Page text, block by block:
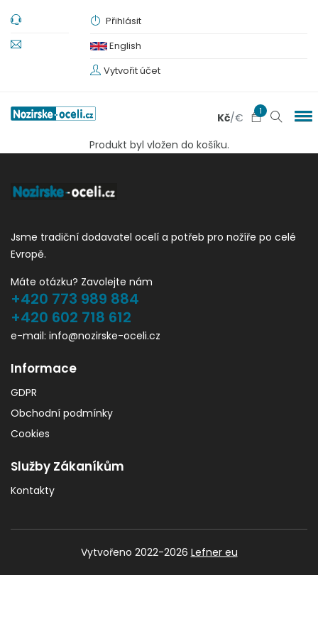
Přihlásit
English
Vytvořit účet
Kč/€ 1
Produkt byl vložen do košíku.
Jsme tradiční dodavatel ocelí a potřeb pro nožíře po celé
Evropě.
Máte otázku? Zavolejte nám
+420 773 989 884
+420 602 718 612
e-mail: info@nozirske-oceli.cz
Informace
GDPR
Obchodní podmínky
Cookies
Služby Zákaníkům
Kontakty
Vytvořeno 2022-2026 Lefner eu